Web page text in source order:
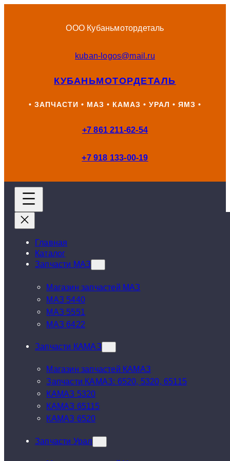
ООО Кубаньмотордеталь
kuban-logos@mail.ru
КУБАНЬМОТОРДЕТАЛЬ
• ЗАПЧАСТИ • МАЗ • КАМАЗ • УРАЛ • ЯМЗ •
+7 861 211-62-54
+7 918 133-00-19
Главная
Каталог
Запчасти МАЗ
Магазин запчастей МАЗ
МАЗ 5440
МАЗ 5551
МАЗ 6422
Запчасти КАМАЗ
Магазин запчастей КАМАЗ
Запчасти КАМАЗ: 6520, 5320, 65115
КАМАЗ 5320
КАМАЗ 65115
КАМАЗ 6520
Запчасти Урал